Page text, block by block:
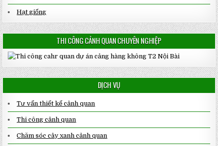
Hạt giống
THI CÔNG CẢNH QUAN CHUYÊN NGHIỆP
DỊCH VỤ
Tư vấn thiết kế cảnh quan
Thi công cảnh quan
Chăm sóc cây xanh cảnh quan